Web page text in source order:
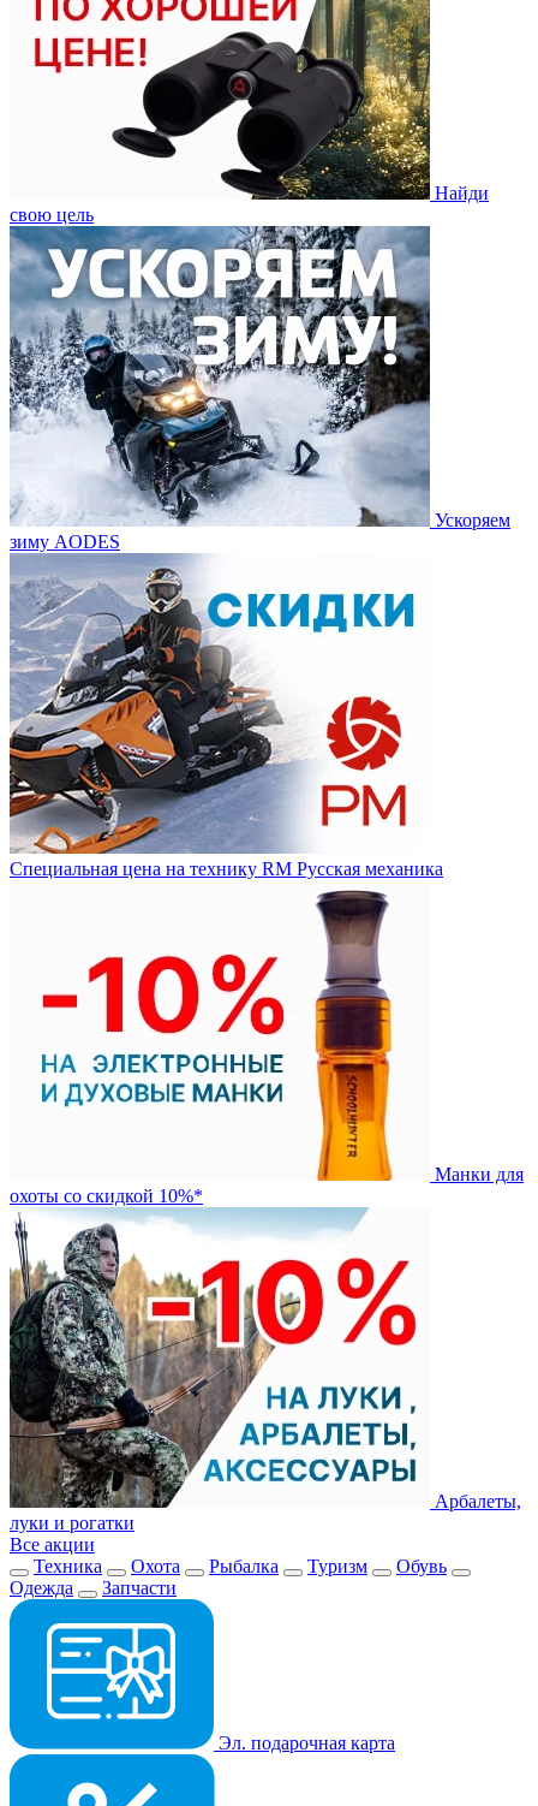
Найди
свою цель
Ускоряем
зиму AODES
Специальная цена на технику RM Русская механика
Манки для
охоты со скидкой 10%*
Арбалеты,
луки и рогатки
Все акции
Техника
Охота Рыбалка Туризм
Обувь
Одежда
Запчасти
Эл. подарочная карта